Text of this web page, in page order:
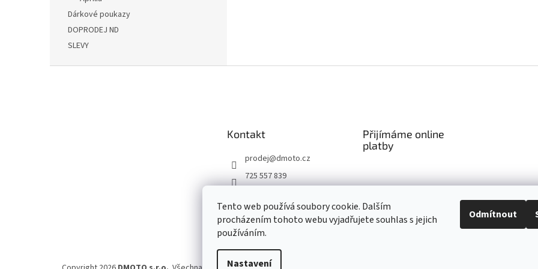
Tento web používá soubory cookie. Dalším
procházením tohoto webu vyjadřujete souhlas s jejich
používáním.
Nastavení
Odmítnout
Dárkové poukazy
DOPRODEJ ND
SLEVY
Kontakt
prodej@dmoto.cz
725 557 839
dmoto.cz
YouTube DMOTO
Přijímáme online
platby